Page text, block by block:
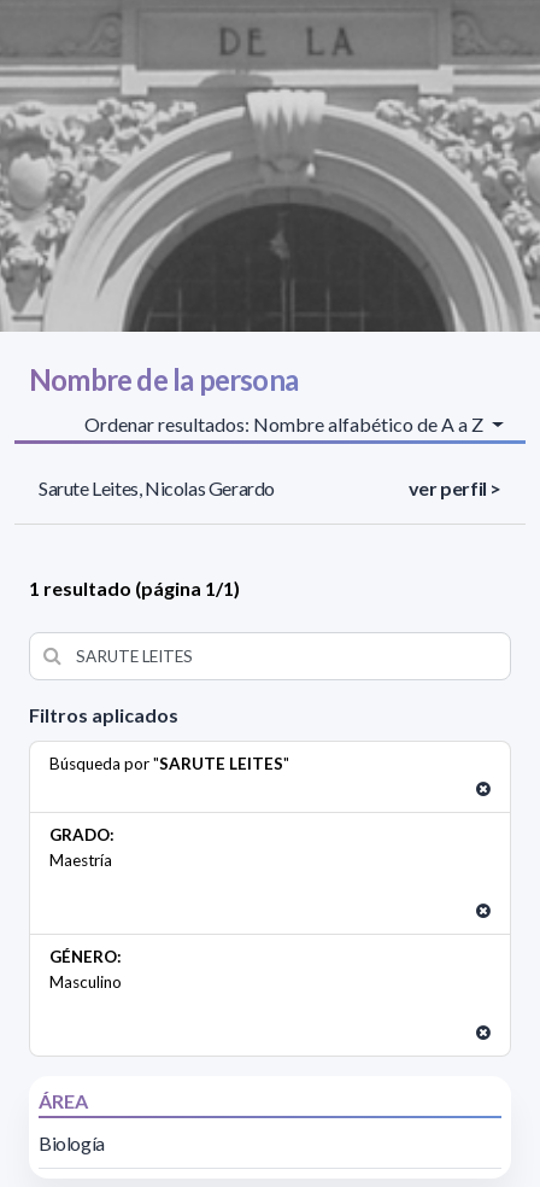
Filtros aplicados
Búsqueda por "SARUTE LEITES"
GRADO:
Maestría
GÉNERO:
Masculino
ÁREA
Biología
Nombre de la persona
Ordenar resultados: Nombre alfabético de A a Z
Sarute Leites, Nicolas Gerardo ver perfil >
1 resultado (página 1/1)